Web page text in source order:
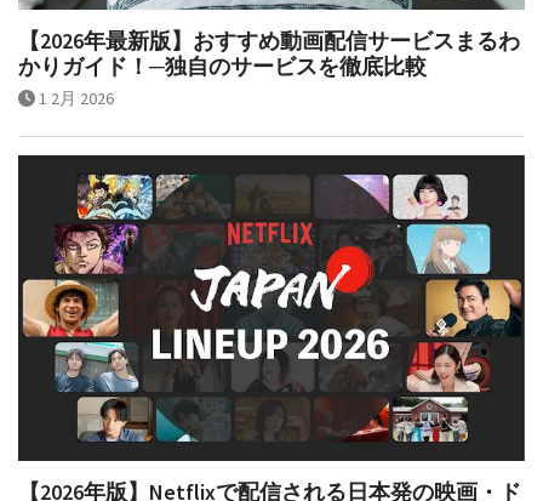
【2026年最新版】おすすめ動画配信サービスまるわ
かりガイド！─独自のサービスを徹底比較
1 2月 2026